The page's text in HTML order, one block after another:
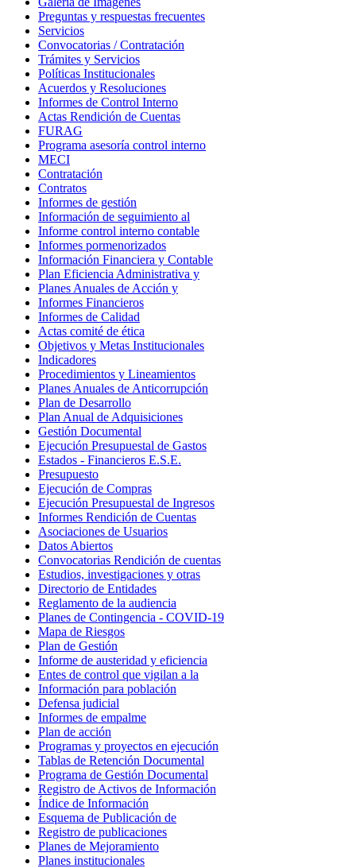
Preguntas y respuestas frecuentes
Servicios
Convocatorias / Contratación
Trámites y Servicios
Políticas Institucionales
Acuerdos y Resoluciones
Informes de Control Interno
Actas Rendición de Cuentas
FURAG
Programa asesoría control interno
MECI
Contratación
Contratos
Informes de gestión
Información de seguimiento al
Informe control interno contable
Informes pormenorizados
Información Financiera y Contable
Plan Eficiencia Administrativa y
Planes Anuales de Acción y
Informes Financieros
Informes de Calidad
Actas comité de ética
Objetivos y Metas Institucionales
Indicadores
Procedimientos y Lineamientos
Planes Anuales de Anticorrupción
Plan de Desarrollo
Plan Anual de Adquisiciones
Gestión Documental
Ejecución Presupuestal de Gastos
Estados - Financieros E.S.E.
Presupuesto
Ejecución de Compras
Ejecución Presupuestal de Ingresos
Informes Rendición de Cuentas
Asociaciones de Usuarios
Datos Abiertos
Convocatorias Rendición de cuentas
Estudios, investigaciones y otras
Directorio de Entidades
Reglamento de la audiencia
Planes de Contingencia - COVID-19
Mapa de Riesgos
Plan de Gestión
Informe de austeridad y eficiencia
Entes de control que vigilan a la
Información para población
Defensa judicial
Informes de empalme
Plan de acción
Programas y proyectos en ejecución
Tablas de Retención Documental
Programa de Gestión Documental
Registro de Activos de Información
Índice de Información
Esquema de Publicación de
Registro de publicaciones
Planes de Mejoramiento
Planes institucionales